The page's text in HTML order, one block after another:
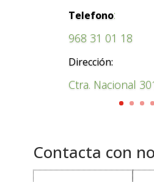
Telefono:
968 31 01 18
Dirección:
Ctra. Nacional
Contacta con